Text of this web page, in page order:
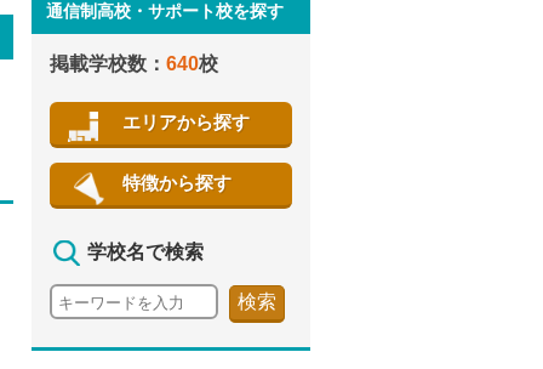
通信制高校・サポート校を探す
掲載学校数： 640校
エリアから探す
特徴から探す
学校名で検索